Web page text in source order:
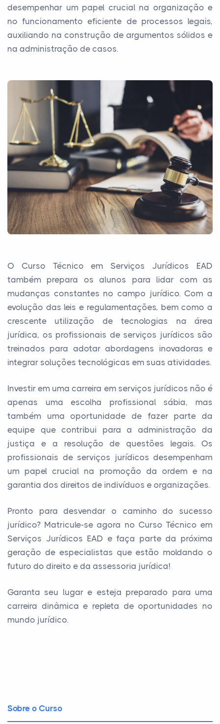
desempenhar um papel crucial na organização e
no funcionamento eficiente de processos legais,
auxiliando na construção de argumentos sólidos e
na administração de casos.
O Curso Técnico em Serviços Jurídicos EAD
também prepara os alunos para lidar com as
mudanças constantes no campo jurídico. Com a
evolução das leis e regulamentações, bem como a
crescente utilização de tecnologias na área
jurídica, os profissionais de serviços jurídicos são
treinados para adotar abordagens inovadoras e
integrar soluções tecnológicas em suas atividades.
Investir em uma carreira em serviços jurídicos não é
apenas uma escolha profissional sábia, mas
também uma oportunidade de fazer parte da
equipe que contribui para a administração da
justiça e a resolução de questões legais. Os
profissionais de serviços jurídicos desempenham
um papel crucial na promoção da ordem e na
garantia dos direitos de indivíduos e organizações.
Pronto para desvendar o caminho do sucesso
jurídico? Matricule-se agora no Curso Técnico em
Serviços Jurídicos EAD e faça parte da próxima
geração de especialistas que estão moldando o
futuro do direito e da assessoria jurídica!
Garanta seu lugar e esteja preparado para uma
carreira dinâmica e repleta de oportunidades no
mundo jurídico.
Sobre o Curso